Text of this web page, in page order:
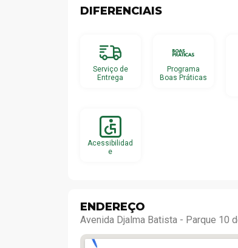
DIFERENCIAIS
Serviço de
Entrega
Programa
Boas Práticas
Acessibilidad
e
ENDEREÇO
Avenida Djalma Batista - Parque 10